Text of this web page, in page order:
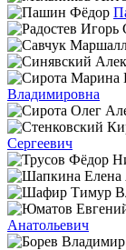
Владимировна
Сергеевич
Анатольевич